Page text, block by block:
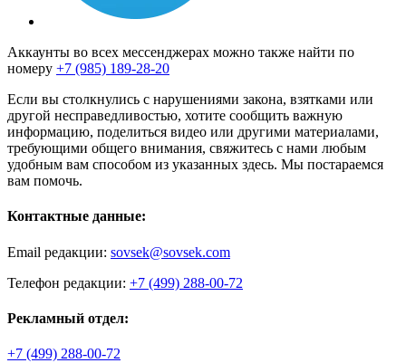
Аккаунты во всех мессенджерах можно также найти по
номеру +7 (985) 189-28-20
Если вы столкнулись с нарушениями закона, взятками или
другой несправедливостью, хотите сообщить важную
информацию, поделиться видео или другими материалами,
требующими общего внимания, свяжитесь с нами любым
удобным вам способом из указанных здесь. Мы постараемся
вам помочь.
Контактные данные:
Email редакции: sovsek@sovsek.com
Телефон редакции: +7 (499) 288-00-72
Рекламный отдел:
+7 (499) 288-00-72